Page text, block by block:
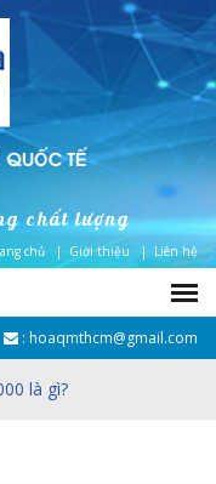
chất lượng
chủ | Giới thiệu | Liên hệ
: hoaqmthcm@gmail.com
là gì?